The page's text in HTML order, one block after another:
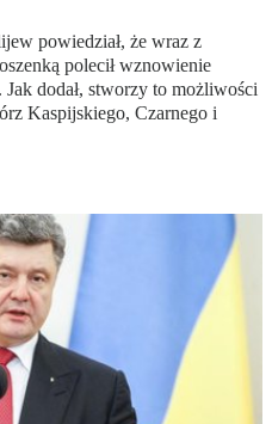
powiedział, że wraz z
polecił wznowienie
dodał, stworzy to możliwości
Kaspijskiego, Czarnego i